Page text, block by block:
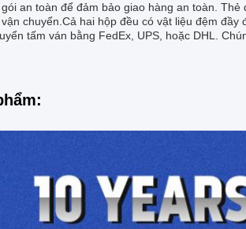
an toàn để đảm bảo giao hàng an toàn.
chuyển.Cả hai hộp đều có vật liệu đệm đầy
tấm ván bằng FedEx, UPS, hoặc DHL.